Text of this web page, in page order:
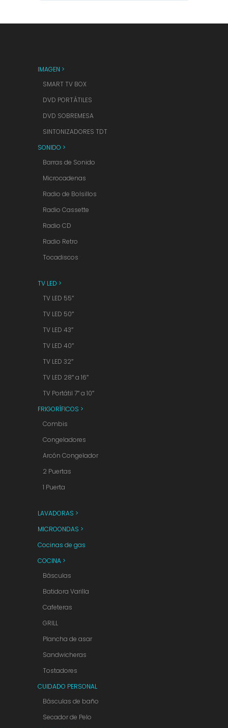
IMAGEN >
SMART TV BOX
DVD PORTÁTILES
DVD SOBREMESA
SINTONIZADORES TDT
SONIDO >
Barras de Sonido
Microcadenas
Radio de Bolsillos
Radio Cassette
Radio CD
Radio Retro
Tocadiscos
TV LED >
TV LED 55″
TV LED 50″
TV LED 43″
TV LED 40″
TV LED 32″
TV LED 28″ a 16″
TV Portátil 7″ a 10″
FRIGORÍFICOS >
Combis
Congeladores
Arcón Congelador
2 Puertas
1 Puerta
LAVADORAS >
MICROONDAS >
Cocinas de gas
COCINA >
Básculas
Batidora Varilla
Cafeteras
GRILL
Plancha de asar
Sandwicheras
Tostadores
CUIDADO PERSONAL
Básculas de baño
Secador de Pelo